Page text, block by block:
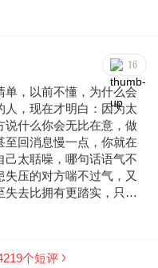
得索然无味。都说两个人
样 匆匆忙忙吃完 擦嘴
去的信心 好像都没有
通 道理谁都懂的 可真到
了沉默 时代也在慢慢改
愿每一对在一起的人都能
人都能好好爱自己 愿缘
16
，以前不懂，为什么会
，现在才明白：因为太
说什么你会无比在意，做
回消息慢一点，你就在
太聒噪，哪句话语气不
压的对方喘不过气，又
去比拥有更踏实，只有
猜忌，会胡思乱想，理
会给别人造成负担！ 真
个短评